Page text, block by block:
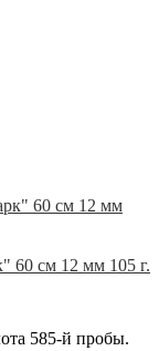
60 см 12 мм 105 г.
585-й пробы.